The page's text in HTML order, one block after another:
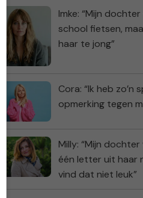
Imke: “Mijn
school fietsen,
haar te jong”
Cora: “Ik heb zo’n
opmerking tegen
Milly: “Mijn
één letter uit haar
vind dat niet leuk”